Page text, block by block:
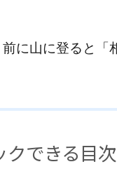
に山に登ると「
クできる目